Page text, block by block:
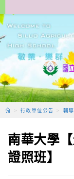
轉
至
要
容
> 行政單位公告 > 輔
南華大學
證照班】